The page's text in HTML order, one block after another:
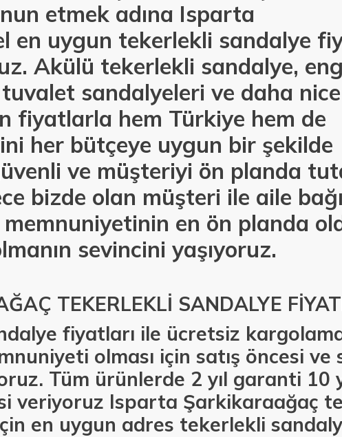
etmek adına Isparta
en uygun tekerlekli sandalye
Akülü tekerlekli sandalye,
sandalyeleri ve daha
fiyatlarla hem Türkiye hem de
her bütçeye uygun bir şekilde
ve müşteriyi ön planda
bizde olan müşteri ile aile
en ön planda
sevincini yaşıyoruz.
TEKERLEKLİ SANDALYE
fiyatları ile ücretsiz
olması için satış öncesi ve
Tüm ürünlerde 2 yıl garanti 10
veriyoruz Isparta Şarkikaraağaç
en uygun adres tekerlekli